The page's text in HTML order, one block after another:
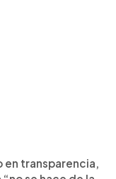
en transparencia,